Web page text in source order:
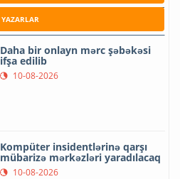
YAZARLAR
Daha bir onlayn mərc şəbəkəsi
ifşa edilib
10-08-2026
Kompüter insidentlərinə qarşı
mübarizə mərkəzləri yaradılacaq
10-08-2026